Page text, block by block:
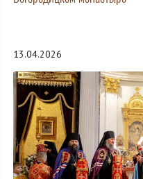
13.04.2026